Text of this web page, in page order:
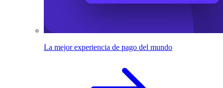
La mejor experiencia de pago del mundo